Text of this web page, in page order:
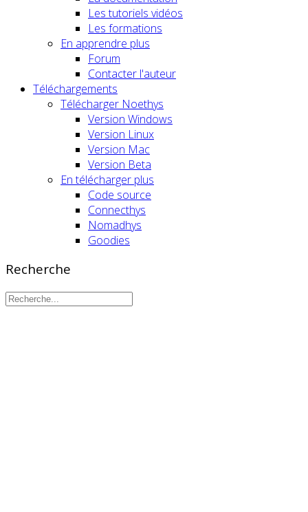
Les tutoriels vidéos
Les formations
En apprendre plus
Forum
Contacter l'auteur
Téléchargements
Télécharger Noethys
Version Windows
Version Linux
Version Mac
Version Beta
En télécharger plus
Code source
Connecthys
Nomadhys
Goodies
Recherche